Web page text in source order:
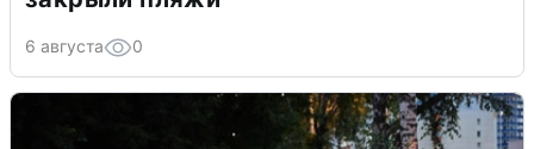
6 августа 0